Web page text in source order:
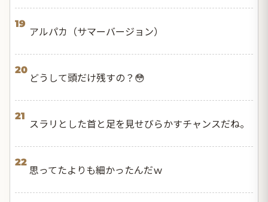
19
アルパカ（サマーバージョン）
20
どうして頭だけ残すの？😳
21
スラリとした首と足を見せびらかすチャンスだね。
22
思ってたよりも細かったんだｗ